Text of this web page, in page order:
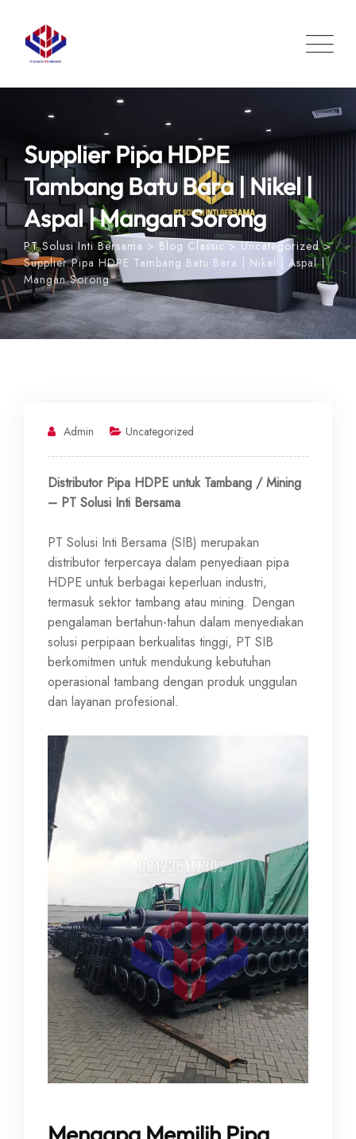
content
Supplier Pipa HDPE
Tambang Batu Bara | Nikel |
Aspal | Mangan Sorong
PT Solusi Inti Bersama > Blog Classic>Uncategorized>
Supplier Pipa HDPE Tambang Batu Bara | Nikel | Aspal |
Mangan Sorong
Admin Uncategorized
Distributor Pipa HDPE untuk Tambang / Mining
– PT Solusi Inti Bersama
PT Solusi Inti Bersama (SIB) merupakan
distributor terpercaya dalam penyediaan pipa
HDPE untuk berbagai keperluan industri,
termasuk sektor tambang atau mining. Dengan
pengalaman bertahun-tahun dalam menyediakan
solusi perpipaan berkualitas tinggi, PT SIB
berkomitmen untuk mendukung kebutuhan
operasional tambang dengan produk unggulan
dan layanan profesional.